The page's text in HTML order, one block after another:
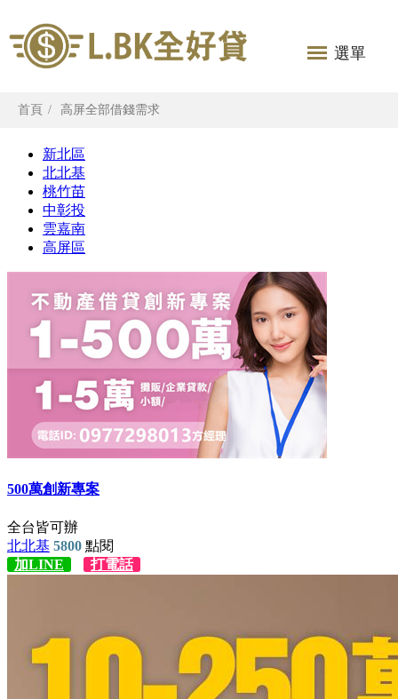
選單
首頁 高屏全部借錢需求